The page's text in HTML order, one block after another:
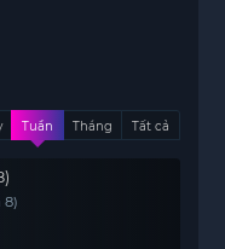
Tuần Tháng Tất cả
8)